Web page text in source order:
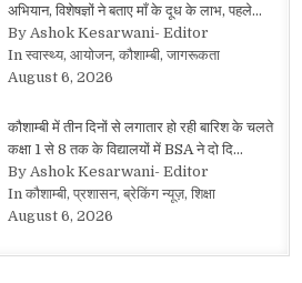
अभियान, विशेषज्ञों ने बताए माँ के दूध के लाभ, पहले…
By Ashok Kesarwani- Editor
In स्वास्थ्य, आयोजन, कौशाम्बी, जागरूकता
August 6, 2026
कौशाम्बी में तीन दिनों से लगातार हो रही बारिश के चलते
कक्षा 1 से 8 तक के विद्यालयों में BSA ने दो दि…
By Ashok Kesarwani- Editor
In कौशाम्बी, प्रशासन, ब्रेकिंग न्यूज़, शिक्षा
August 6, 2026